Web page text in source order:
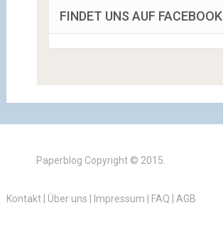
FINDET UNS AUF FACEBOOK
Paperblog Copyright © 2015.
Kontakt| Über uns Impressum FAQ AGB